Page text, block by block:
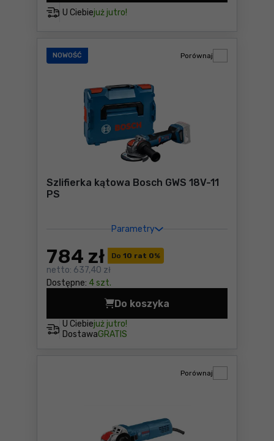
U Ciebiejuż jutro!
NOWOŚĆ
Szlifierka kątowa Bosch GWS 18V-11
PS
Parametry
Do 10 rat 0%
784 zł
netto: 637,40 zł
Dostępne: 4 szt.
Porównaj
U Ciebiejuż jutro!
DostawaGRATIS
Do koszyka
Szlifierka kątowa Bosch
Porównaj